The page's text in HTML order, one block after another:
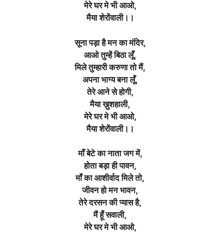
मेरे घर मे भी आओ,
मैया शेरोंवाली।।
सूना पड़ा है मन का मंदिर,
आओ तुम्हें बिठा लूँ,
मिले तुम्हारी करुणा तो मैं,
अपना भाग्य बना लूँ,
तेरे आने से होगी,
मैया ख़ुशहाली,
मेरे घर मे भी आओ,
मैया शेरोंवाली।।
माँ बेटे का नाता जग में,
होता बड़ा ही पावन,
माँ का आशीर्वाद मिले तो,
जीवन हो मन भावन,
तेरे दरसन की प्यास है,
मैं हूँ सवाली,
मेरे घर मे भी आओ,